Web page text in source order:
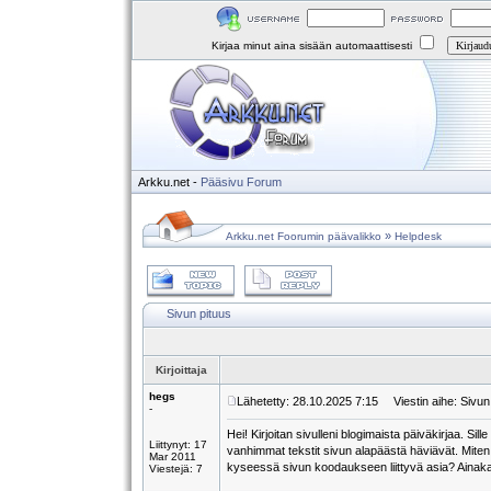
Kirjaa minut aina sisään automaattisesti
Arkku.net - Pääsivu Forum
Arkku.net Foorumin päävalikko » Helpdesk
Sivun pituus
Kirjoittaja
hegs
-
Liittynyt: 17
Mar 2011
Viestejä: 7
Lähetetty: 28.10.2025 7:15 Viestin aihe:
Hei! Kirjoitan sivulleni blogimaista päiväkirjaa.
vanhimmat tekstit sivun alapäästä häviävät.
kyseessä sivun koodaukseen liittyvä asia?